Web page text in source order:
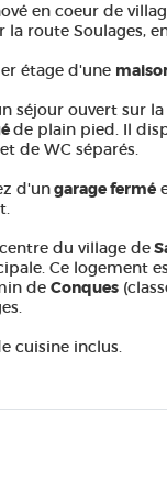
en coeur de
route Soulages,
étage d'une
séjour ouvert sur
de plain pied. Il
de WC séparés.
d'ungarage fermé
du village de
Ce logement
de Conques
cuisine inclus.